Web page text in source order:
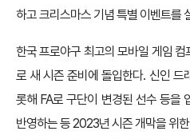
하고 크리스마스 기념 특별 이벤트를
한국 프로야구 최고의 모바일 게임
로 새 시즌 준비에 돌입한다. 신인 드
롯해 FA로 구단이 변경된 선수 등을
반영하는 등 2023년 시즌 개막을 위